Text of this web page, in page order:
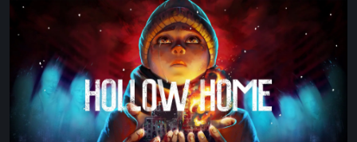
Hollow
Home
Anteprima:
l’ultimo
giorno